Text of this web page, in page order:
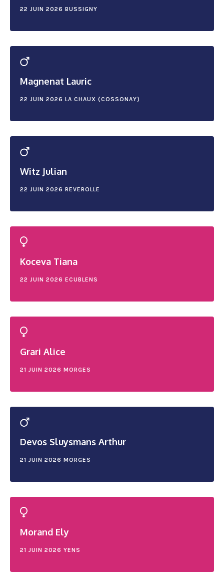
22 JUIN 2026 BUSSIGNY
Magnenat Lauric
22 JUIN 2026 LA CHAUX (COSSONAY)
Witz Julian
22 JUIN 2026 REVEROLLE
Koceva Tiana
22 JUIN 2026 ECUBLENS
Grari Alice
21 JUIN 2026 MORGES
Devos Sluysmans Arthur
21 JUIN 2026 MORGES
Morand Ely
21 JUIN 2026 YENS